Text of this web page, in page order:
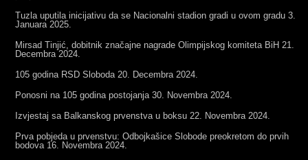
Tuzla uputila inicijativu da se Nacionalni stadion gradi u ovom gradu 3.
Januara 2025.
Mirsad Tinjić, dobitnik značajne nagrade Olimpijskog komiteta BiH 21.
Decembra 2024.
105 godina RSD Sloboda 20. Decembra 2024.
Ponosni na 105 godina postojanja 30. Novembra 2024.
Izvjestaj sa Balkanskog prvenstva u boksu 22. Novembra 2024.
Prva pobjeda u prvenstvu: Odbojkašice Slobode preokretom do prvih
bodova 16. Novembra 2024.